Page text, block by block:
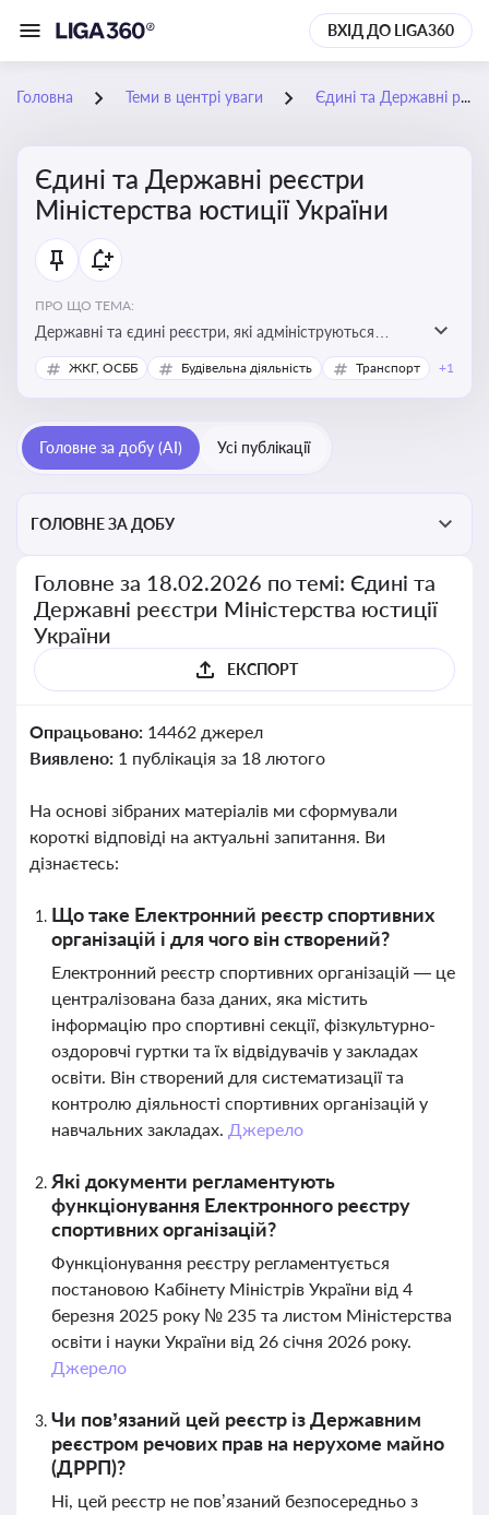
ВХІД ДО LIGA360
Головна Теми в центрі уваги Єдині та Державні реєстри Міністерства юстиції України
Єдині та Державні реєстри
Міністерства юстиції України
ПРО ЩО ТЕМА:
Державні та єдині реєстри, які адмініструються
Мінюстом України, і є ключовими інструментами для
юридичного захисту, ідентифікації прав, та
сімейних та майнових відносин
ЖКГ, ОСББ Будівельна діяльність Транспорт +1
Головне за добу (AI) Усі публікації
ГОЛОВНЕ ЗА ДОБУ
Головне за 18.02.2026 по темі: Єдині та
Державні реєстри Міністерства юстиції
України
ЕКСПОРТ
Опрацьовано: 14462 джерел
Виявлено: 1 публікація за 18 лютого
На основі зібраних матеріалів ми сформували
короткі відповіді на актуальні запитання. Ви
дізнаєтесь:
Що таке Електронний реєстр спортивних
організацій і для чого він створений?
Електронний реєстр спортивних організацій — це
централізована база даних, яка містить
інформацію про спортивні секції, фізкультурно-
оздоровчі гуртки та їх відвідувачів у закладах
освіти. Він створений для систематизації та
контролю діяльності спортивних організацій у
навчальних закладах. Джерело
Які документи регламентують
функціонування Електронного реєстру
спортивних організацій?
Функціонування реєстру регламентується
постановою Кабінету Міністрів України від 4
березня 2025 року № 235 та листом Міністерства
освіти і науки України від 26 січня 2026 року.
Джерело
Чи пов’язаний цей реєстр із Державним
реєстром речових прав на нерухоме майно
(ДРРП)?
Ні, цей реєстр не пов’язаний безпосередньо з